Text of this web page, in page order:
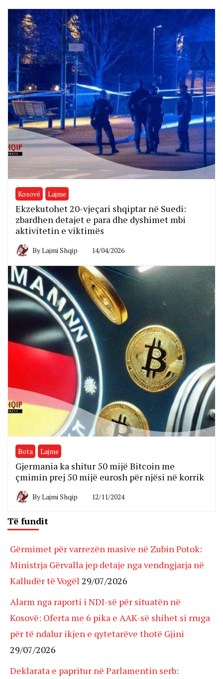
Kosovë Lajme
Ekzekutohet 20-vjeçari shqiptar në Suedi:
zbardhen detajet e para dhe dyshimet mbi
aktivitetin e viktimës
ByLajmi Shqip 14/04/2026
Bota Lajme
Gjermania ka shitur 50 mijë Bitcoin me
çmimin prej 50 mijë eurosh për njësi në korrik
ByLajmi Shqip 12/11/2024
Të fundit
Gërmimet për varrezën masive në Zubin Potok:
Ministrja Gërvalla jep detaje nga vendngjarja në
Kalludër të Vogël 29/07/2026
Alarm nga raporti i NDI-së për situatën në
Kosovë: Oferta me 6 pika e AAK-së shihet si rruga
për të ndalur ikjen e qytetarëve thotë Gjini
29/07/2026
Deklarata e papritur në Parlamentin serb: